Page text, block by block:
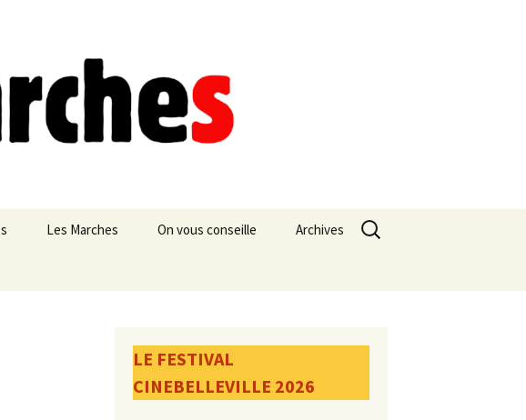
Les Marches On vous conseille Archives
Rechercher :
LE FESTIVAL
CINEBELLEVILLE 2026